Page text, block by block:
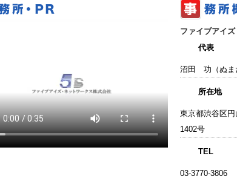
ファイブアイ
代表
沼田 功（ぬま
所在地
東京都渋谷区
1402号
TEL
03-3770-3806